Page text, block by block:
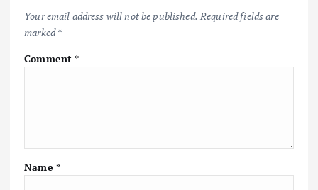
Your email address will not be published. Required fields are
marked*
Comment*
Name *